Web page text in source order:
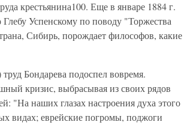
крестьянина100. Еще в январе 1884 г.
Успенскому по поводу "Торжества
Сибирь, порождает философов, какие
Бондарева подоспел вовремя.
кризис, выбрасывая из своих рядов
"На наших глазах настроения духа этого
видах; еврейские погромы, поджоги